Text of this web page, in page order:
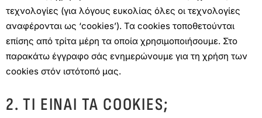
τεχνολογίες (για λόγους ευκολίας όλες οι τεχνολογίες
αναφέρονται ως ‘cookies’). Τα cookies τοποθετούνται
επίσης από τρίτα μέρη τα οποία χρησιμοποιήσουμε. Στο
παρακάτω έγγραφο σάς ενημερώνουμε για τη χρήση των
cookies στόν ιστότοπό μας.
2. ΤΙ ΕΊΝΑΙ ΤΑ COOKIES;